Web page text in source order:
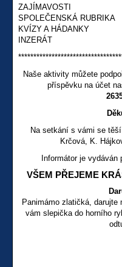
ZAJÍMAVOSTI
SPOLEČENSKÁ RUBRIKA
KVÍZY A HÁDANKY
INZERÁT
Naše aktivity můžete
příspěvku na účet
Na setkání s vámi se
Krčová, K.
Informátor je
VŠEM PŘEJEME
Panimámo zlatičká,
vám slepička do horního